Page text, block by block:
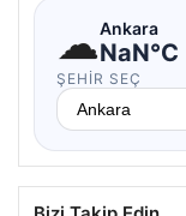
☁Ankara
NaN°C
ŞEHIR SEÇ